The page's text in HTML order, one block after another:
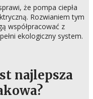
że pompa ciepła
Rozwianiem tym
współpracować z
ekologiczny system.
najlepsza